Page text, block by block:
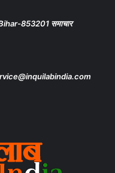
853201 समाचार